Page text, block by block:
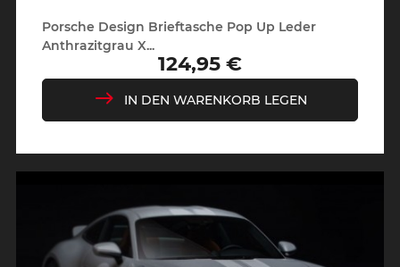
Porsche Design Brieftasche Pop Up Leder
Anthrazitgrau X...
Preis
124,95 €
IN DEN WARENKORB LEGEN